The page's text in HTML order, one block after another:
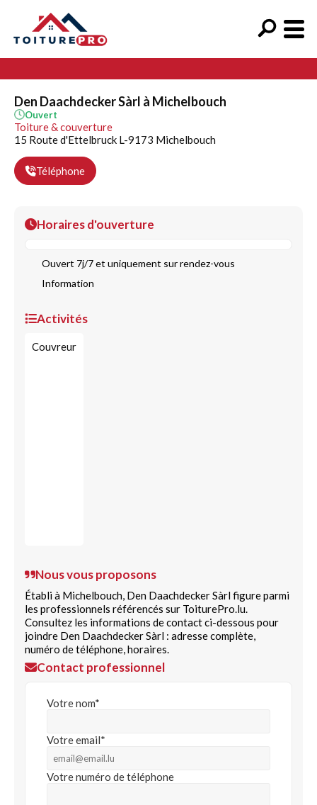
Den Daachdecker Sàrl à Michelbouch
Ouvert
Toiture & couverture
15 Route d'Ettelbruck L-9173 Michelbouch
Téléphone
Horaires d'ouverture
Ouvert 7j/7 et uniquement sur rendez-vous
Information
Activités
Couvreur
Nous vous proposons
Établi à Michelbouch, Den Daachdecker Sàrl figure parmi
les professionnels référencés sur ToiturePro.lu.
Consultez les informations de contact ci-dessous pour
joindre Den Daachdecker Sàrl : adresse complète,
numéro de téléphone, horaires.
Contact professionnel
Votre nom*
Votre email*
Votre numéro de téléphone